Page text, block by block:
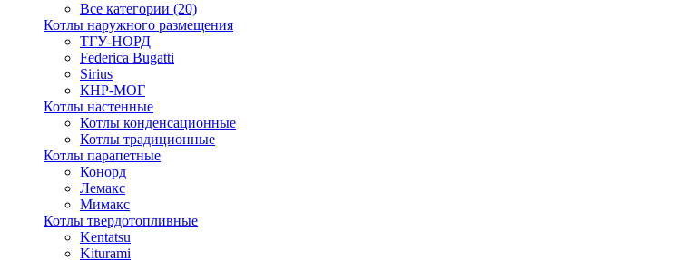
Все категории (20)
Котлы наружного размещения
ТГУ-НОРД
Federica Bugatti
Sirius
КНР-МОГ
Котлы настенные
Котлы конденсационные
Котлы традиционные
Котлы парапетные
Конорд
Лемакс
Мимакс
Котлы твердотопливные
Kentatsu
Kiturami